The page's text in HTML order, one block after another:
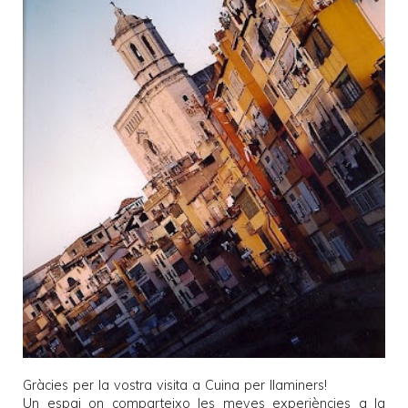
Gràcies per la vostra visita a Cuina per llaminers!
Un espai on comparteixo les meves experiències a la